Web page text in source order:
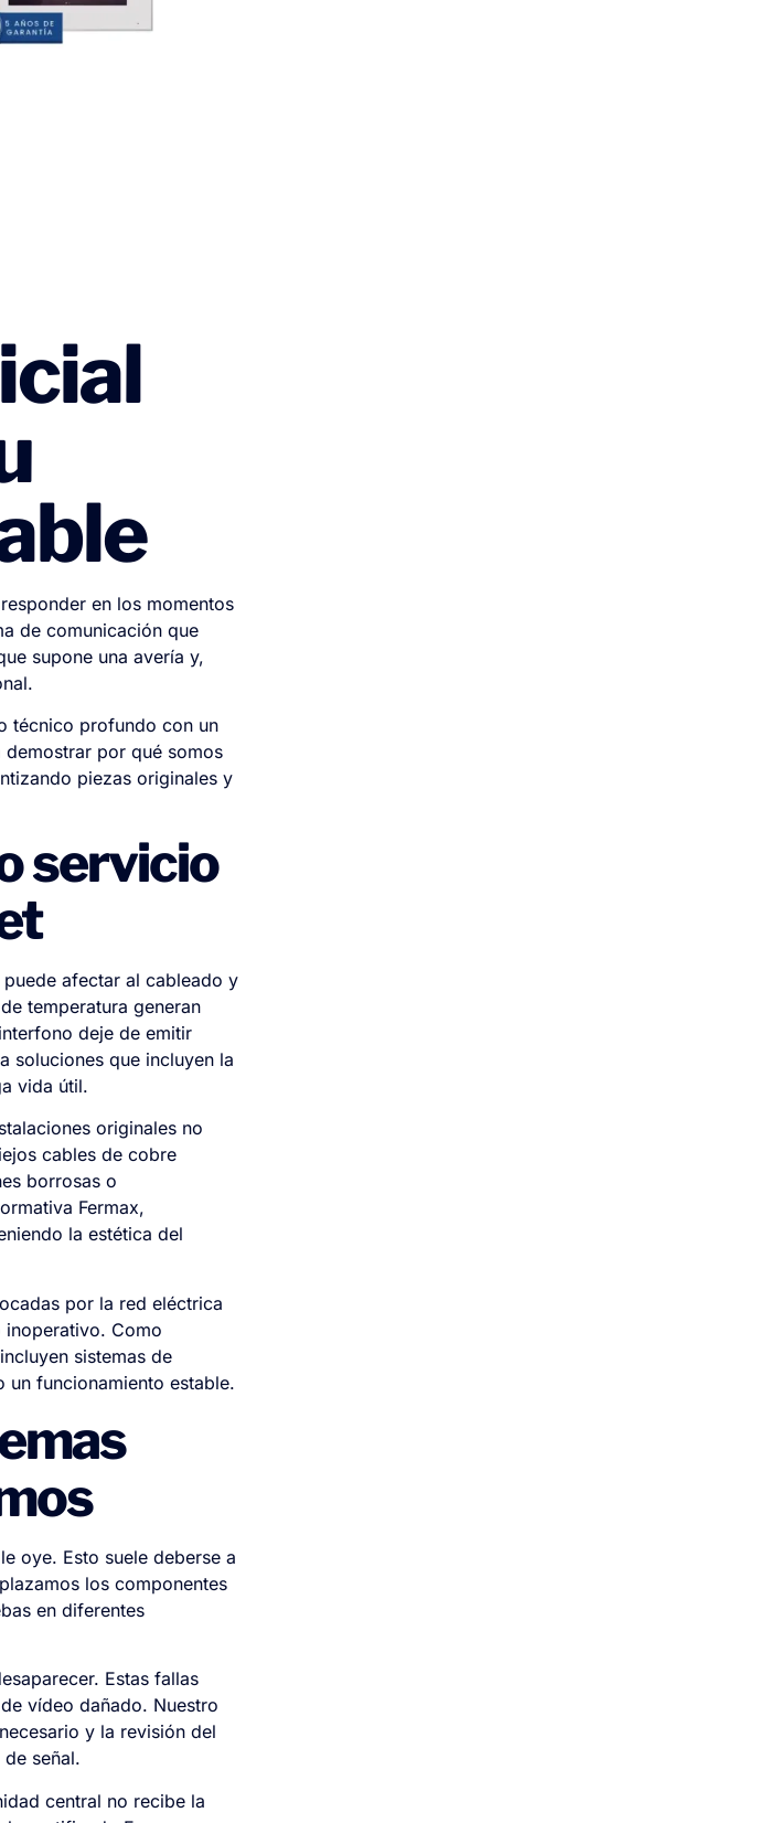
en los momentos
de comunicación que
supone una avería y,
técnico profundo con un
por qué somos
piezas originales y
servicio
afectar al cableado y
temperatura generan
deje de emitir
soluciones que incluyen la
vida útil.
originales no
cables de cobre
borrosas o
Fermax,
la estética del
por la red eléctrica
Como
sistemas de
funcionamiento estable.
oye. Esto suele deberse a
los componentes
en diferentes
Estas fallas
vídeo dañado. Nuestro
y la revisión del
señal.
central no recibe la